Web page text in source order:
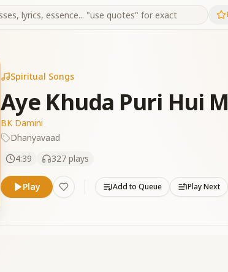
Spiritual Songs
Aye Khuda Puri Hui
BK Damini
Dhanyavaad
4:39
327 plays
Play Add to Queue Play Next